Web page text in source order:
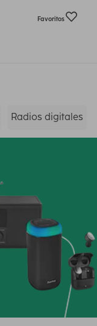
Favoritos
Radios digitales